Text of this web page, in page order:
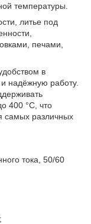
температуры.
литье под
печами,
в
надёжную работу.
400 °C, что
самых различных
тока, 50/60